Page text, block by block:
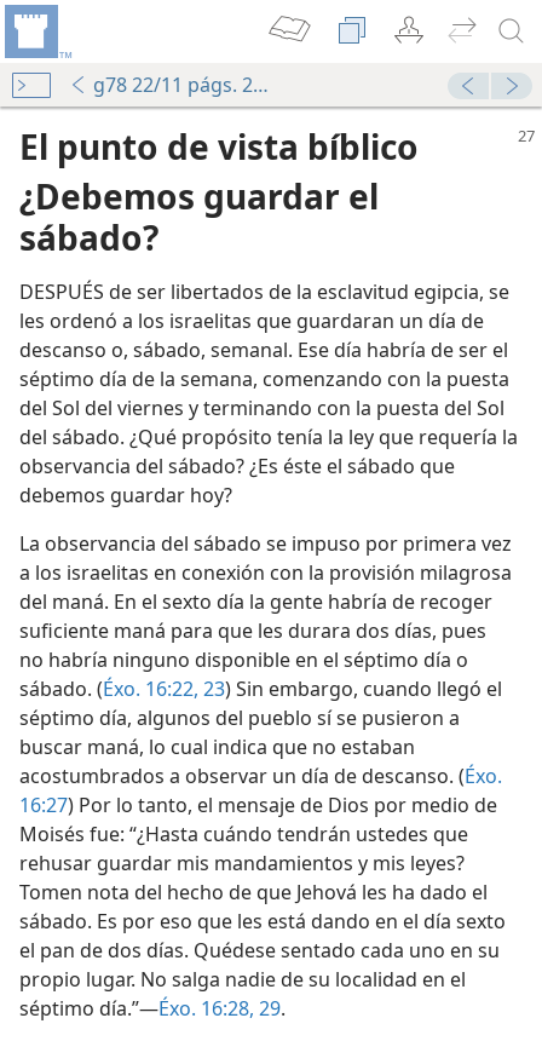
g78 22/11 págs. 27-28
2
El punto de vista bíblico
¿Debemos guardar el
sábado?
DESPUÉS de ser libertados de la esclavitud egipcia, se
les ordenó a los israelitas que guardaran un día de
descanso o, sábado, semanal. Ese día habría de ser el
séptimo día de la semana, comenzando con la puesta
del Sol del viernes y terminando con la puesta del Sol
del sábado. ¿Qué propósito tenía la ley que requería la
observancia del sábado? ¿Es éste el sábado que
debemos guardar hoy?
La observancia del sábado se impuso por primera vez
a los israelitas en conexión con la provisión milagrosa
del maná. En el sexto día la gente habría de recoger
suficiente maná para que les durara dos días, pues
no habría ninguno disponible en el séptimo día o
sábado. (Éxo. 16:22, 23) Sin embargo, cuando llegó el
séptimo día, algunos del pueblo sí se pusieron a
buscar maná, lo cual indica que no estaban
acostumbrados a observar un día de descanso. (Éxo.
16:27) Por lo tanto, el mensaje de Dios por medio de
Moisés fue: “¿Hasta cuándo tendrán ustedes que
rehusar guardar mis mandamientos y mis leyes?
Tomen nota del hecho de que Jehová les ha dado el
sábado. Es por eso que les está dando en el día sexto
el pan de dos días. Quédese sentado cada uno en su
propio lugar. No salga nadie de su localidad en el
séptimo día.”—Éxo. 16:28, 29.